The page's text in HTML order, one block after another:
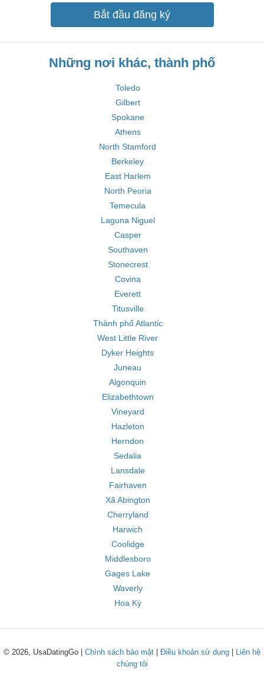
Bắt đầu đăng ký
Những nơi khác, thành phố
Toledo
Gilbert
Spokane
Athens
North Stamford
Berkeley
East Harlem
North Peoria
Temecula
Laguna Niguel
Casper
Southaven
Stonecrest
Covina
Everett
Titusville
Thành phố Atlantic
West Little River
Dyker Heights
Juneau
Algonquin
Elizabethtown
Vineyard
Hazleton
Herndon
Sedalia
Lansdale
Fairhaven
Xã Abington
Cherryland
Harwich
Coolidge
Middlesboro
Gages Lake
Waverly
Hoa Kỳ
© 2026, UsaDatingGo | Chính sách bảo mật Điều khoản sử dụng
Liên hệ
chúng tôi